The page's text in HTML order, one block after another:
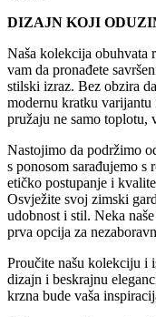
DIZAJN KOJI
Naša kolekcija obuhvata
vam da pronađete
stilski izraz. Bez obzira
modernu kratku varijantu
pružaju ne samo toplotu,
Nastojimo da podržimo
s ponosom sarađujemo
etičko postupanje i
Osvježite svoj zimski
udobnost i stil. Neka
prva opcija za
Proučite našu kolekciju i
dizajn i beskrajnu
krzna bude vaša